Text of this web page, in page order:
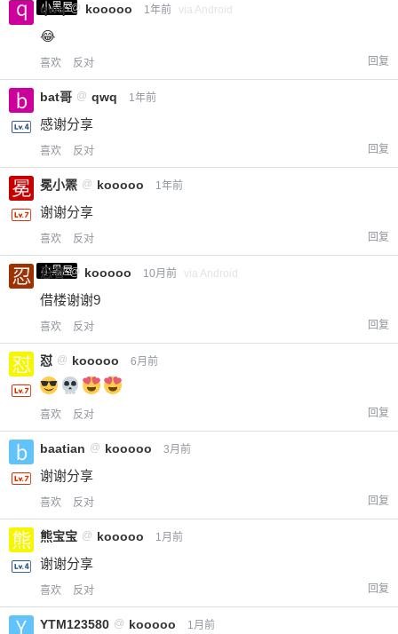
小黑屋
qwq @ kooooo 1年前 via Android
😂
喜欢 反对 回复
bat哥 @ qwq 1年前
感谢分享
喜欢 反对 回复
冕小罴 @ kooooo 1年前
谢谢分享
喜欢 反对 回复
小黑屋
忍者 @ kooooo 10月前 via Android
借楼谢谢9
喜欢 反对 回复
怼 @ kooooo 6月前
喜欢 反对 回复
baatian @ kooooo 3月前
谢谢分享
喜欢 反对 回复
熊宝宝 @ kooooo 1月前
谢谢分享
喜欢 反对 回复
YTM123580 @ kooooo 1月前